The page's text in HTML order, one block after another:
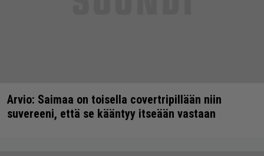
Arvio: Saimaa on toisella covertripillään niin
suvereeni, että se kääntyy itseään vastaan